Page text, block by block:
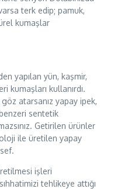
terk edip; pamuk,
kumaşlar
yapılan yün, kaşmir,
kumaşları kullanırdı.
atarsanız yapay ipek,
sentetik
Getirilen ürünler
ile üretilen yapay
işleri
tehlikeye attığı